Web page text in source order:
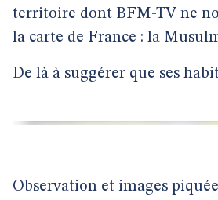
territoire dont BFM-TV ne
la carte de France : la
De là à suggérer que ses